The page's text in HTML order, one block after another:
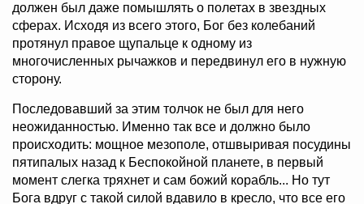
должен был даже помышлять о полетах в звездных
сферах. Исходя из всего этого, Бог без колебаний
протянул правое щупальце к одному из
многочисленных рычажков и передвинул его в нужную
сторону.
Последовавший за этим толчок не был для него
неожиданностью. Именно так все и должно было
происходить: мощное мезополе, отшвыривая посудины
пятипалых назад к Беспокойной планете, в первый
момент слегка тряхнет и сам божий корабль... Но тут
Бога вдруг с такой силой вдавило в кресло, что все его